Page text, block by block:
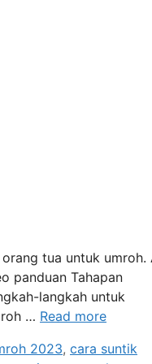
tua untuk umroh.
panduan Tahapan
langkah untuk
… Read more
2023, cara suntik